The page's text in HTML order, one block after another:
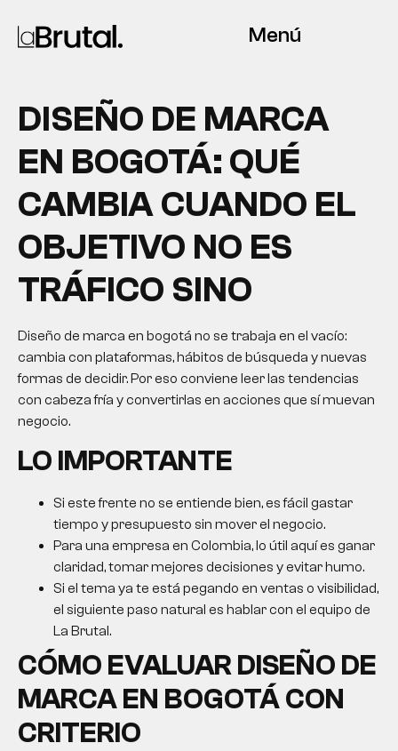
Menú
DISEÑO DE MARCA
EN BOGOTÁ: QUÉ
CAMBIA CUANDO EL
OBJETIVO NO ES
TRÁFICO SINO
Diseño de marca en bogotá no se trabaja en el vacío:
cambia con plataformas, hábitos de búsqueda y nuevas
formas de decidir. Por eso conviene leer las tendencias
con cabeza fría y convertirlas en acciones que sí muevan
negocio.
LO IMPORTANTE
Si este frente no se entiende bien, es fácil gastar
tiempo y presupuesto sin mover el negocio.
Para una empresa en Colombia, lo útil aquí es ganar
claridad, tomar mejores decisiones y evitar humo.
Si el tema ya te está pegando en ventas o visibilidad,
el siguiente paso natural es hablar con el equipo de
La Brutal.
CÓMO EVALUAR DISEÑO DE
MARCA EN BOGOTÁ CON
CRITERIO